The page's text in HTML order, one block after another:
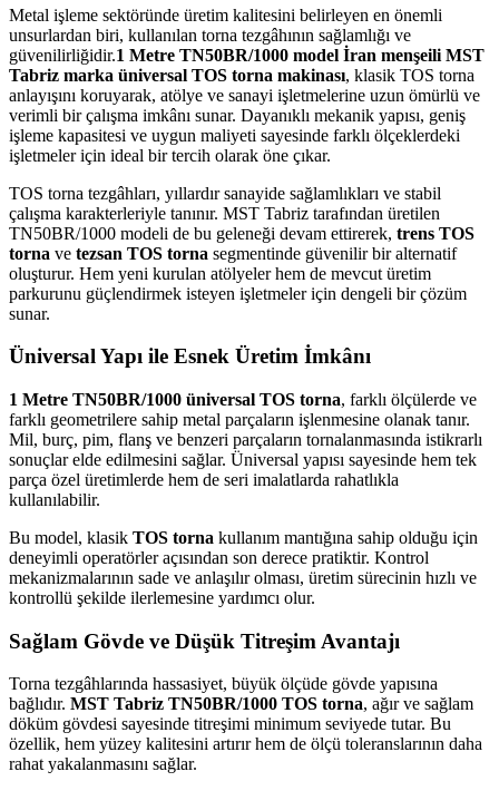
Metal işleme sektöründe üretim kalitesini belirleyen en önemli
unsurlardan biri, kullanılan torna tezgâhının sağlamlığı ve
güvenilirliğidir.1 Metre TN50BR/1000 model İran menşeili MST
Tabriz marka üniversal TOS torna makinası, klasik TOS torna
anlayışını koruyarak, atölye ve sanayi işletmelerine uzun ömürlü ve
verimli bir çalışma imkânı sunar. Dayanıklı mekanik yapısı, geniş
işleme kapasitesi ve uygun maliyeti sayesinde farklı ölçeklerdeki
işletmeler için ideal bir tercih olarak öne çıkar.
TOS torna tezgâhları, yıllardır sanayide sağlamlıkları ve stabil
çalışma karakterleriyle tanınır. MST Tabriz tarafından üretilen
TN50BR/1000 modeli de bu geleneği devam ettirerek, trens TOS
torna ve tezsan TOS torna segmentinde güvenilir bir alternatif
oluşturur. Hem yeni kurulan atölyeler hem de mevcut üretim
parkurunu güçlendirmek isteyen işletmeler için dengeli bir çözüm
sunar.
Üniversal Yapı ile Esnek Üretim İmkânı
1 Metre TN50BR/1000 üniversal TOS torna, farklı ölçülerde ve
farklı geometrilere sahip metal parçaların işlenmesine olanak tanır.
Mil, burç, pim, flanş ve benzeri parçaların tornalanmasında istikrarlı
sonuçlar elde edilmesini sağlar. Üniversal yapısı sayesinde hem tek
parça özel üretimlerde hem de seri imalatlarda rahatlıkla
kullanılabilir.
Bu model, klasik TOS torna kullanım mantığına sahip olduğu için
deneyimli operatörler açısından son derece pratiktir. Kontrol
mekanizmalarının sade ve anlaşılır olması, üretim sürecinin hızlı ve
kontrollü şekilde ilerlemesine yardımcı olur.
Sağlam Gövde ve Düşük Titreşim Avantajı
Torna tezgâhlarında hassasiyet, büyük ölçüde gövde yapısına
bağlıdır. MST Tabriz TN50BR/1000 TOS torna, ağır ve sağlam
döküm gövdesi sayesinde titreşimi minimum seviyede tutar. Bu
özellik, hem yüzey kalitesini artırır hem de ölçü toleranslarının daha
rahat yakalanmasını sağlar.